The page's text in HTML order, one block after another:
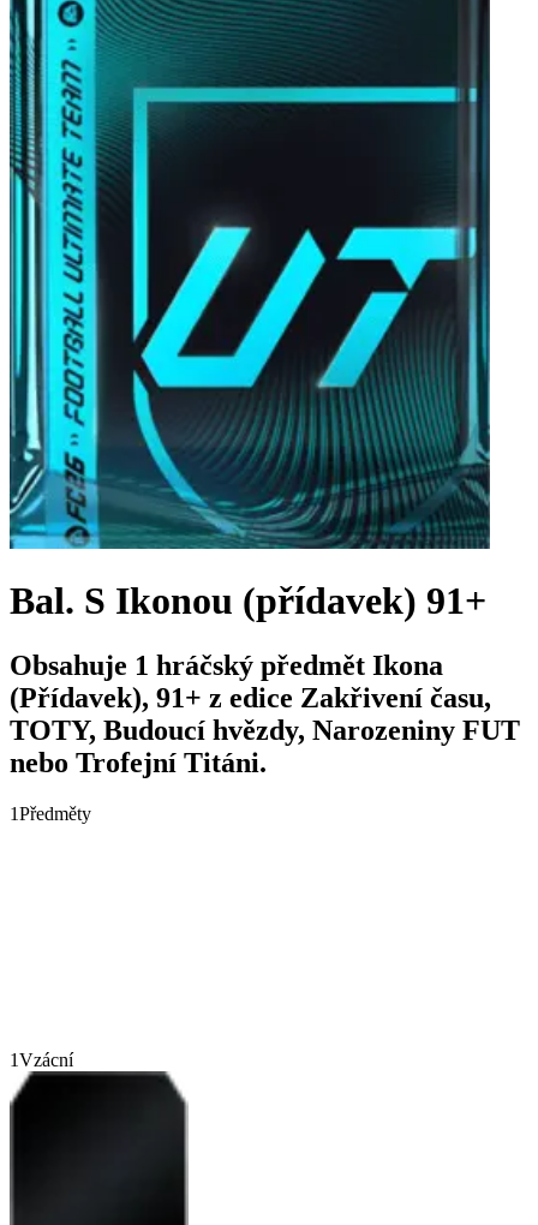
Bal. S Ikonou (přídavek) 91+
Obsahuje 1 hráčský předmět Ikona
(Přídavek), 91+ z edice Zakřivení času,
TOTY, Budoucí hvězdy, Narozeniny FUT
nebo Trofejní Titáni.
1Předměty
1Vzácní